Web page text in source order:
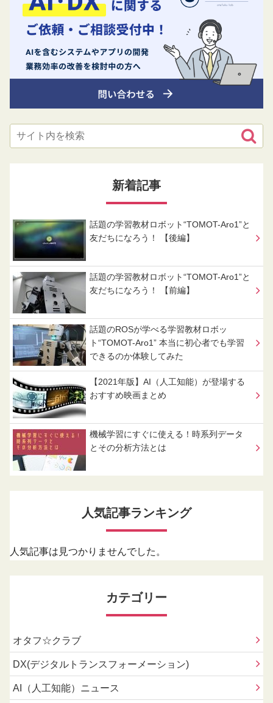
新着記事
話題の学習教材ロボット“TOMOT-Aro1”と
友だちになろう！ 【後編】
話題の学習教材ロボット“TOMOT-Aro1”と
友だちになろう！ 【前編】
話題のROSが学べる学習教材ロボッ
ト“TOMOT-Aro1” 本当に初心者でも学習
できるのか体験してみた
【2021年版】AI（人工知能）が登場する
おすすめ映画まとめ
機械学習にすぐに使える！時系列データ
とその分析方法とは
人気記事ランキング
人気記事は見つかりませんでした。
カテゴリー
オタフ☆クラブ
DX(デジタルトランスフォーメーション)
AI（人工知能）ニュース